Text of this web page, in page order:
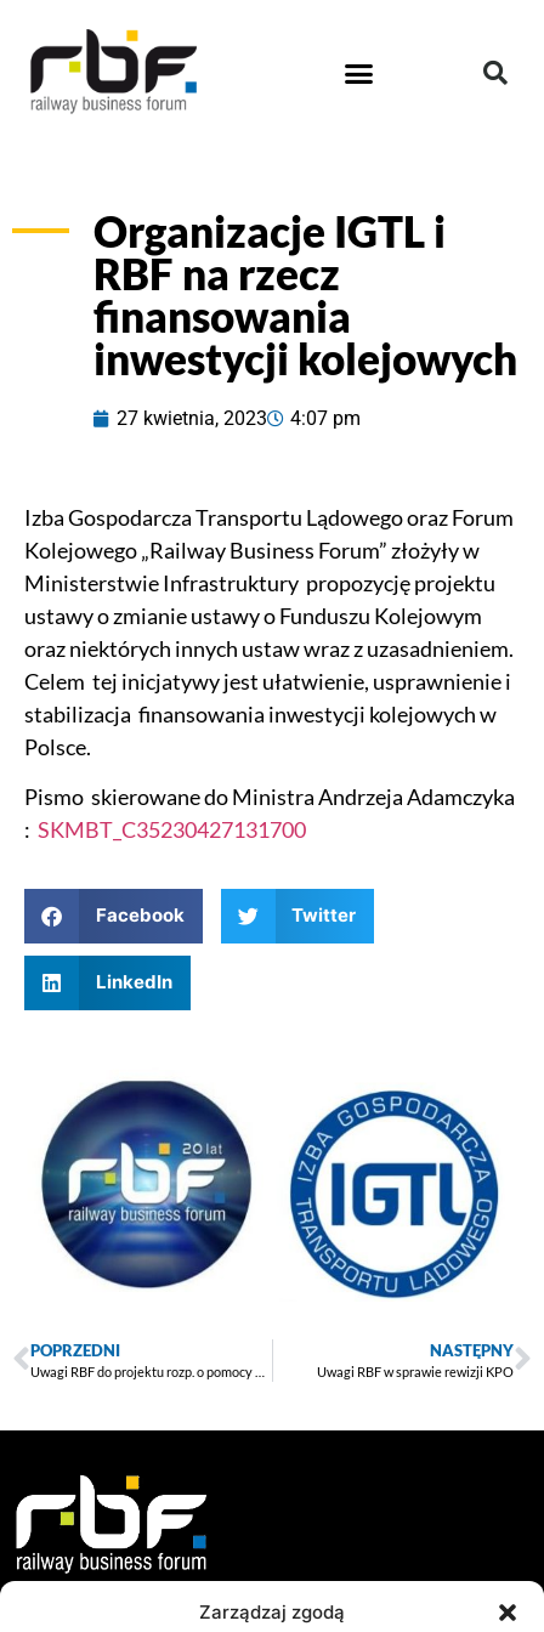
Zarządzaj zgodą
Organizacje IGTL i
RBF na rzecz
finansowania
inwestycji kolejowych
27 kwietnia, 2023 4:07 pm
Izba Gospodarcza Transportu Lądowego oraz Forum
Kolejowego „Railway Business Forum” złożyły w
Ministerstwie Infrastruktury propozycję projektu
ustawy o zmianie ustawy o Funduszu Kolejowym
oraz niektórych innych ustaw wraz z uzasadnieniem.
Celem tej inicjatywy jest ułatwienie, usprawnienie i
stabilizacja finansowania inwestycji kolejowych w
Polsce.
Pismo skierowane do Ministra Andrzeja Adamczyka
: SKMBT_C35230427131700
Facebook Twitter
LinkedIn
POPRZEDNI NASTĘPNY
Uwagi RBF w sprawie rewizji KPO
Dokumenty